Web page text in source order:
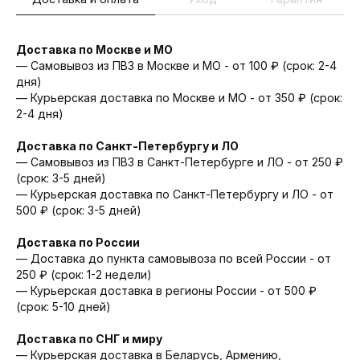
Доставка по Москве и МО
— Самовывоз из ПВЗ в Москве и МО - от 100 ₽ (срок: 2-4
дня)
— Курьерская доставка по Москве и МО - от 350 ₽ (срок:
2-4 дня)
Доставка по Санкт-Петербургу и ЛО
— Cамовывоз из ПВЗ в Санкт-Петербурге и ЛО - от 250 ₽
(срок: 3-5 дней)
— Курьерская доставка по Санкт-Петербургу и ЛО - от
500 ₽ (срок: 3-5 дней)
Доставка по России
— Доставка до пункта самовывоза по всей России - от
250 ₽ (срок: 1-2 недели)
— Курьерская доставка в регионы России - от 500 ₽
(срок: 5-10 дней)
Доставка по СНГ и миру
— Курьерская доставка в Беларусь, Армению,